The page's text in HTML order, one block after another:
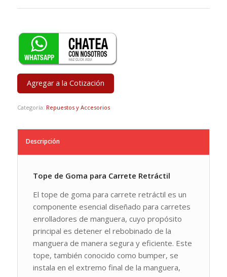
Agregar a la Cotización
Categoría: Repuestos y Accesorios
Descripción
Tope de Goma para Carrete Retráctil
El tope de goma para carrete retráctil es un
componente esencial diseñado para carretes
enrolladores de manguera, cuyo propósito
principal es detener el rebobinado de la
manguera de manera segura y eficiente. Este
tope, también conocido como bumper, se
instala en el extremo final de la manguera,